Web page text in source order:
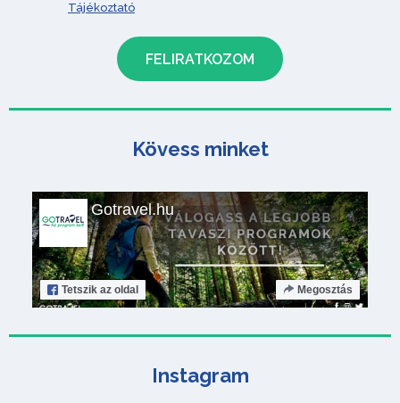
Tájékoztató
Kövess minket
Gotravel.hu
Tetszik az oldal Megosztás
Instagram